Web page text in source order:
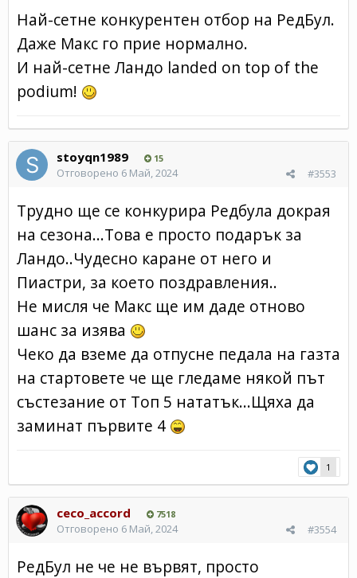
Най-сетне конкурентен отбор на РедБул.
Даже Макс го прие нормално.
И най-сетне Ландо landed on top of the
podium!
stoyqn1989 15
#3553
Отговорено 6 Май, 2024
Трудно ще се конкурира Редбула докрая
на сезона...Това е просто подарък за
Ландо..Чудесно каране от него и
Пиастри, за което поздравления..
Не мисля че Макс ще им даде отново
шанс за изява
Чеко да вземе да отпусне педала на газта
на стартовете че ще гледаме някой път
състезание от Топ 5 нататък...Щяха да
заминат първите 4
1
ceco_accord 7518
#3554
Отговорено 6 Май, 2024
РедБул не че не вървят, просто